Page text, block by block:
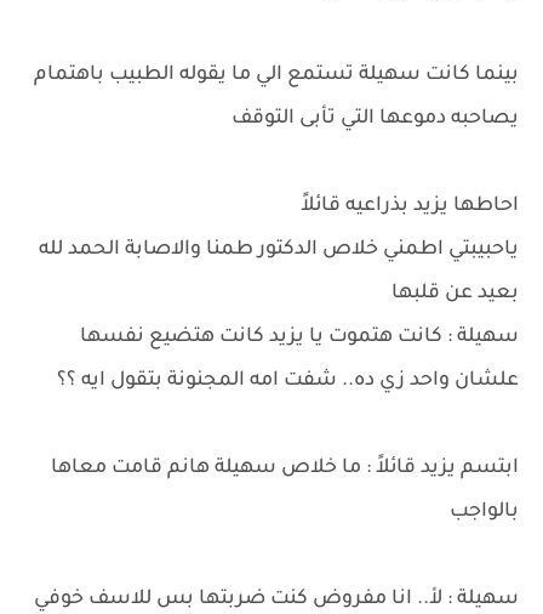
بينما كانت سهيلة تستمع الي ما يقوله الطبيب باهتمام
يصاحبه دموعها التي تأبى التوقف
احاطها يزيد بذراعيه قائلاً
ياحبيبتي اطمني خلاص الدكتور طمنا والاصابة الحمد لله
بعيد عن قلبها
سهيلة : كانت هتموت يا يزيد كانت هتضيع نفسها
علشان واحد زي ده.. شفت امه المجنونة بتقول ايه ؟؟
ابتسم يزيد قائلاً : ما خلاص سهيلة هانم قامت معاها
بالواجب
سهيلة : لأ.. انا مفروض كنت ضربتها بس للاسف خوفي